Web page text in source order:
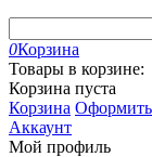
0Корзина
Товары в корзине:
Корзина пуста
Корзина Оформить
Аккаунт
Мой профиль